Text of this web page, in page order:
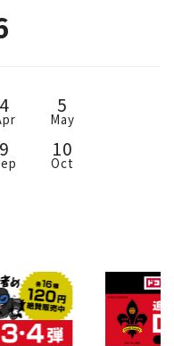
4 5
May
9 10
Oct